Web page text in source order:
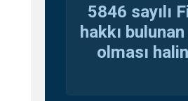
5846 sayılı
hakkı
olması